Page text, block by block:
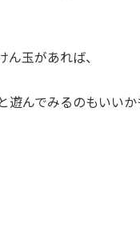
玉があれば、
遊んでみるのもいい